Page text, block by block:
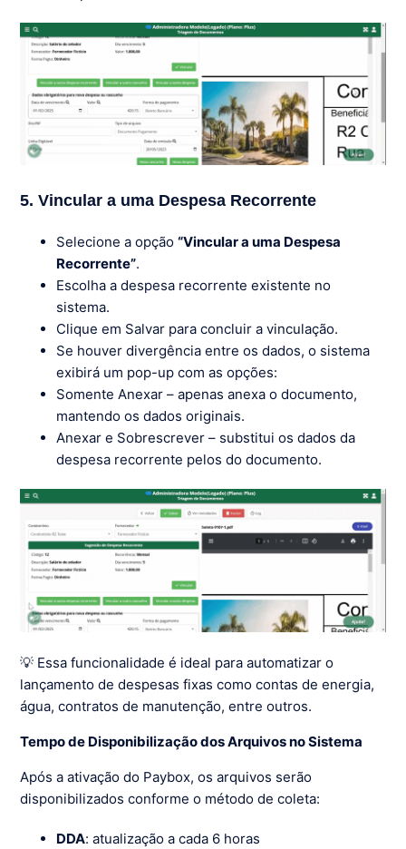
5. Vincular a uma Despesa Recorrente
Selecione a opção“Vincular a uma Despesa
Recorrente”.
Escolha a despesa recorrente existente no
sistema.
Clique em Salvar para concluir a vinculação.
Se houver divergência entre os dados, o sistema
exibirá um pop-up com as opções:
Somente Anexar – apenas anexa o documento,
mantendo os dados originais.
Anexar e Sobrescrever – substitui os dados da
despesa recorrente pelos do documento.
💡 Essa funcionalidade é ideal para automatizar o
lançamento de despesas fixas como contas de energia,
água, contratos de manutenção, entre outros.
Tempo de Disponibilização dos Arquivos no Sistema
Após a ativação do Paybox, os arquivos serão
disponibilizados conforme o método de coleta:
DDA: atualização a cada 6 horas